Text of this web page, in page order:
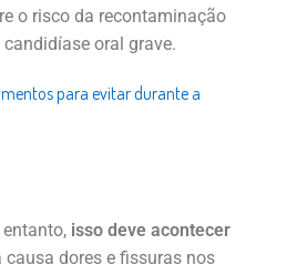
o risco da recontaminação
oral grave.
para evitar durante a
isso deve acontecer
causa dores e fissuras nos